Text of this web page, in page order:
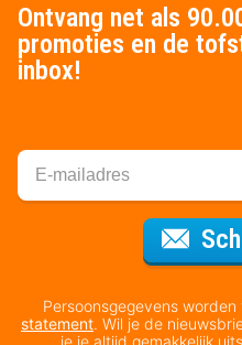
Ontvang net als
promoties en de
inbox!
Persoonsgegevens
statement. Wil je de
je je altijd gemakkelijk